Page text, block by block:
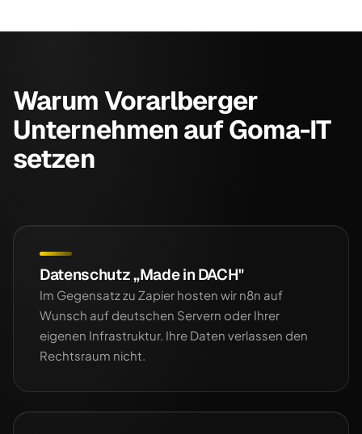
Warum Vorarlberger
Unternehmen auf Goma-IT
setzen
Datenschutz „Made in DACH"
Im Gegensatz zu Zapier hosten wir n8n auf
Wunsch auf deutschen Servern oder Ihrer
eigenen Infrastruktur. Ihre Daten verlassen den
Rechtsraum nicht.